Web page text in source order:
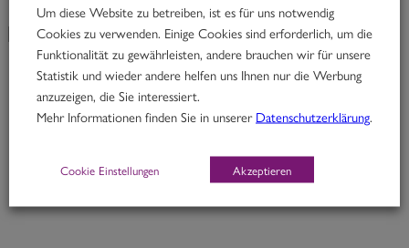
KW 15/24
Johnny Pepper
Portion 12,70
Um diese Website zu betreiben, ist es für uns notwendig
Cookies zu verwenden. Einige Cookies sind erforderlich, um die
Funktionalität zu gewährleisten, andere brauchen wir für unsere
Statistik und wieder andere helfen uns Ihnen nur die Werbung
anzuzeigen, die Sie interessiert.
Mehr Informationen finden Sie in unsererDatenschutzerklärung.
Cookie Einstellungen Akzeptieren